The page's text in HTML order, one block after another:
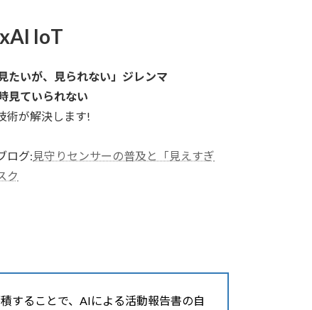
IoT
見たいが、見られない」ジレンマ
見ていられない
術が解決します!
ログ: 見守りセンサーの普及と「見えすぎ
ク
することで、AIによる活動報告書の自